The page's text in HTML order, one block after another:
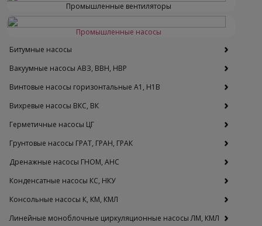
Промышленные вентиляторы
Промышленные насосы
Битумные насосы
Вакуумные насосы АВЗ, ВВН, НВР
Винтовые насосы горизонтальные А1, Н1В
Вихревые насосы ВКС, ВК
Герметичные насосы ЦГ
Грунтовые насосы ГРАТ, ГРАН, ГРАК
Дренажные насосы ГНОМ, АНС
Конденсатные насосы КС, НКУ
Консольные насосы К, КМ, КМЛ
Линейные моноблочные циркуляционные насосы ЛМ, КМЛ